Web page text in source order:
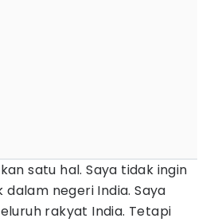
satu hal. Saya tidak ingin
negeri India. Saya
rakyat India. Tetapi